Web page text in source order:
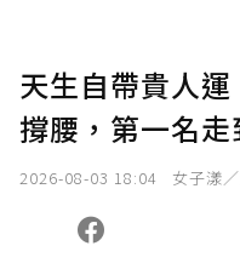
天生自帶貴人
撐腰，第一名
2026-08-03 18:04 女子漾